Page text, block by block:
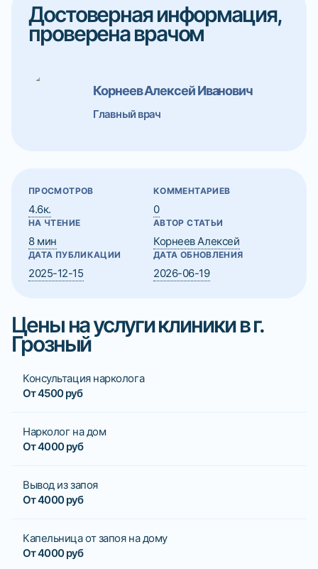
Достоверная информация,
проверена врачом
Корнеев Алексей Иванович
Главный врач
ПРОСМОТРОВ
4.6к.
КОММЕНТАРИЕВ
0
НА ЧТЕНИЕ
8 мин
АВТОР СТАТЬИ
Корнеев Алексей
ДАТА ПУБЛИКАЦИИ
2025-12-15
ДАТА ОБНОВЛЕНИЯ
2026-06-19
Цены на услуги клиники в г.
Грозный
Консультация нарколога
От 4500 руб
Нарколог на дом
От 4000 руб
Вывод из запоя
От 4000 руб
Капельница от запоя на дому
От 4000 руб